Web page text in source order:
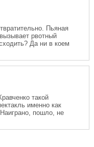
Пьяная
рвотный
Да ни в коем
такой
именно как
пошло, не